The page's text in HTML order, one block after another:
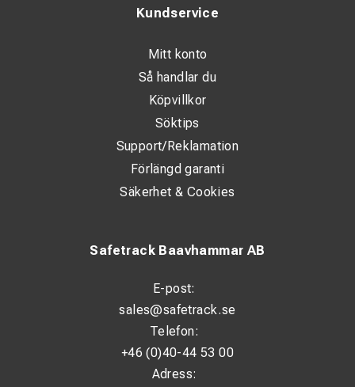
Safetrack Baavhammar AB
E-post:
sales@safetrack.se
Telefon:
+46 (0)40-44 53 00
Adress:
Kundservice
Mitt konto
Så handlar du
Köpvillkor
Söktips
Support/Reklamation
Förlängd garanti
Säkerhet & Cookies